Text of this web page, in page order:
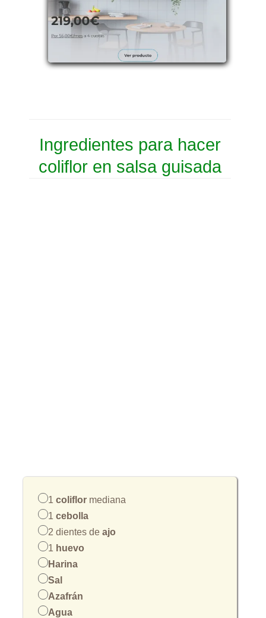
Ingredientes para hacer
coliflor en salsa guisada
1 coliflor mediana
1 cebolla
2 dientes de ajo
1 huevo
Harina
Sal
Azafrán
Agua